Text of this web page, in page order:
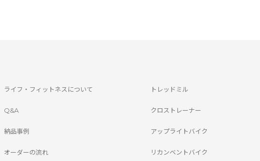
ライフ・フィットネスについて
Q&A
納品事例
オーダーの流れ
トレッドミル
クロストレーナー
アップライトバイク
リカンベントバイク